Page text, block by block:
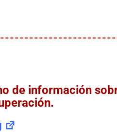
de información